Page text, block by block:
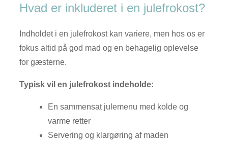
Hvad er inkluderet i en julefrokost?
Indholdet i en julefrokost kan variere, men hos os er
fokus altid på god mad og en behagelig oplevelse
for gæsterne.
Typisk vil en julefrokost indeholde:
En sammensat julemenu med kolde og
varme retter
Servering og klargøring af maden